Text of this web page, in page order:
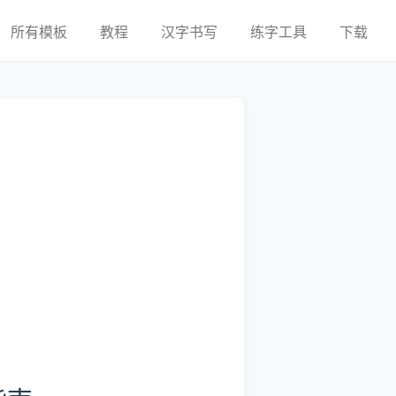
所有模板 教程 汉字书写 练字工具 下载